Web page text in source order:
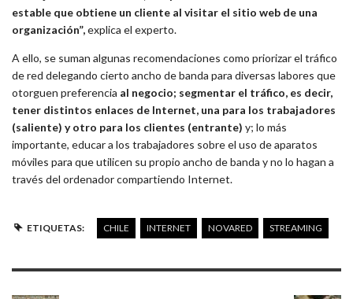
estable que obtiene un cliente al visitar el sitio web de una
organización”,explica el experto.
A ello, se suman algunas recomendaciones como priorizar el tráfico
de red delegando cierto ancho de banda para diversas labores que
otorguen preferencia al negocio; segmentar el tráfico, es decir,
tener distintos enlaces de Internet, una para los trabajadores
(saliente) y otro para los clientes (entrante) y; lo más
importante, educar a los trabajadores sobre el uso de aparatos
móviles para que utilicen su propio ancho de banda y no lo hagan a
través del ordenador compartiendo Internet.
ETIQUETAS: CHILE INTERNET NOVARED STREAMING